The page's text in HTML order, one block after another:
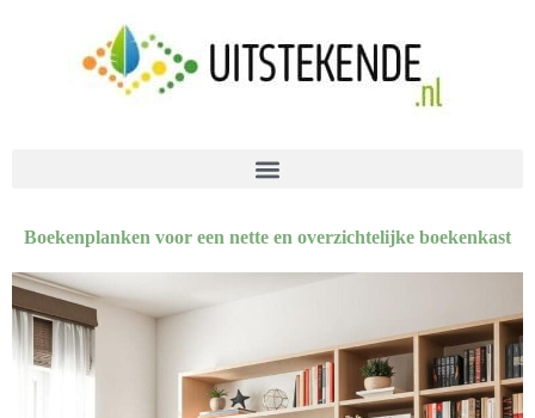
Boekenplanken voor een nette en overzichtelijke boekenkast